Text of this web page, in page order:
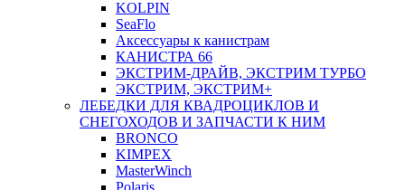
KOLPIN
SeaFlo
Аксессуары к канистрам
КАНИСТРА 66
ЭКСТРИМ-ДРАЙВ, ЭКСТРИМ ТУРБО
ЭКСТРИМ, ЭКСТРИМ+
ЛЕБЕДКИ ДЛЯ КВАДРОЦИКЛОВ И
СНЕГОХОДОВ И ЗАПЧАСТИ К НИМ
BRONCO
KIMPEX
MasterWinch
Polaris